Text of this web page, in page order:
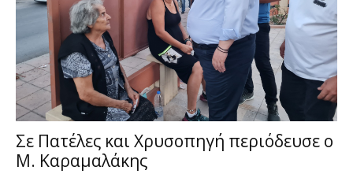
Σε Πατέλες και Χρυσοπηγή περιόδευσε ο
Μ. Καραμαλάκης